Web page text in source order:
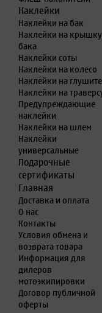
Наклейки
Наклейки на бак
Наклейки на крышку
бака
Наклейки соты
Наклейки на колесо
Наклейки на
Наклейки на
Предупреждающие
наклейки
Наклейки на шлем
Наклейки
универсальные
Подарочные
сертификаты
Главная
Доставка и оплата
О нас
Контакты
Условия обмена и
возврата товара
Информация для
дилеров
мотоэкипировки
Договор публичной
оферты